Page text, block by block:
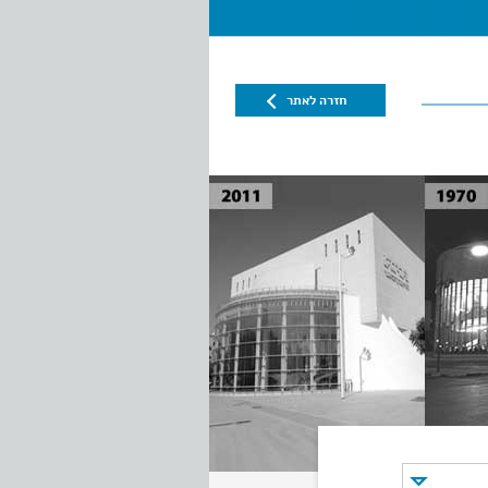
חזרה לאתר